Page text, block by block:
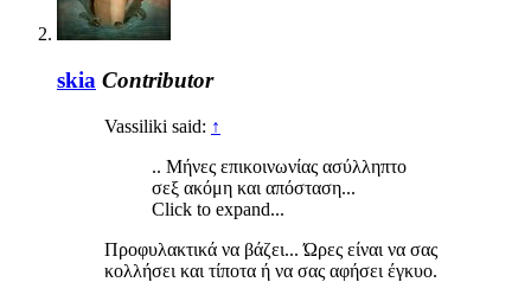
skia Contributor
Vassiliki said: ↑
.. Μήνες επικοινωνίας ασύλληπτο
σεξ ακόμη και απόσταση...
Click to expand...
Προφυλακτικά να βάζει... Ώρες είναι να σας
κολλήσει και τίποτα ή να σας αφήσει έγκυο.